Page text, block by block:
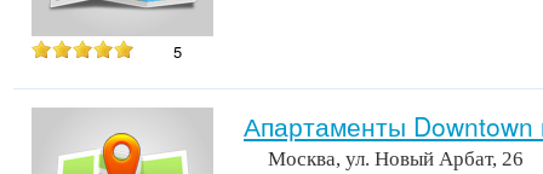
5
Апартаменты
Москва, ул. Новый Арбат, 26